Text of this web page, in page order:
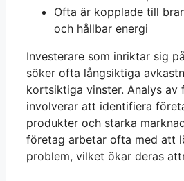
Ofta är kopplade till
och hållbar energi
Investerare som inriktar sig
söker ofta långsiktiga
kortsiktiga vinster. Analys av
involverar att identifiera
produkter och starka
företag arbetar ofta med att
problem, vilket ökar deras